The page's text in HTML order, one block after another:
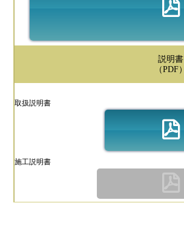
説明書
（PDF）
取扱説明書
施工説明書